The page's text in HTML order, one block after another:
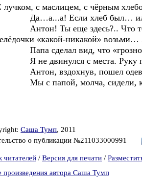
лучком, с маслицем, с чёрным
Да…а...а! Если хлеб был… или
Антон! Ты еще здесь?.. Что тебе
«какой-никакой»
Папа сделал вид, что «грозно»
Я не двинулся с места. Руку
Антон, вздохнув, пошел
Мы с папой, молча, сидели,
Саша Тумп, 2011
о публикации №211033000991
читателей / Версия для печати /
произведения автора Саша Тумп